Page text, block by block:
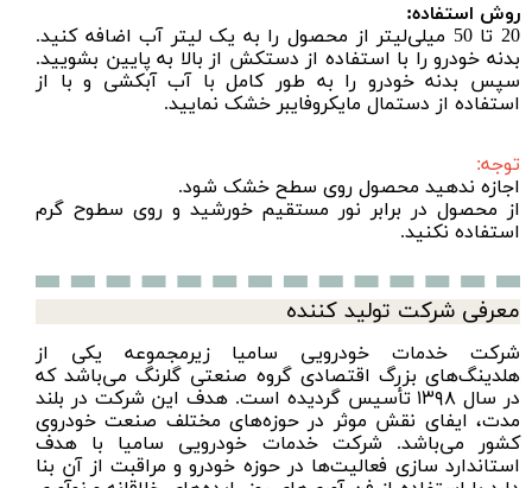
روش استفاده:
20 تا 50 میلی‌لیتر از محصول را به یک لیتر آب اضافه کنید.
بدنه خودرو را با استفاده از دستکش از بالا به پایین بشویید.
سپس بدنه خودرو را به طور کامل با آب آبکشی و با از
استفاده از دستمال مایکروفایبر خشک نمایید.
توجه:
اجازه ندهید محصول روی سطح خشک شود.
از محصول در برابر نور مستقیم خورشید و روی سطوح گرم
استفاده نکنید.
معرفی شرکت تولید کننده
شرکت خدمات خودرویی سامیا زیرمجموعه یکی از
هلدینگ‌های بزرگ اقتصادی گروه صنعتی گلرنگ می‌باشد که
در سال ۱۳۹۸ تأسیس گردیده است. هدف این شرکت در بلند
مدت، ایفای نقش موثر در حوزه‌های مختلف صنعت خودروی
کشور می‌باشد. شرکت خدمات خودرویی سامیا با هدف
استاندارد سازی فعالیت‌ها در حوزه خودرو و مراقبت از آن بنا